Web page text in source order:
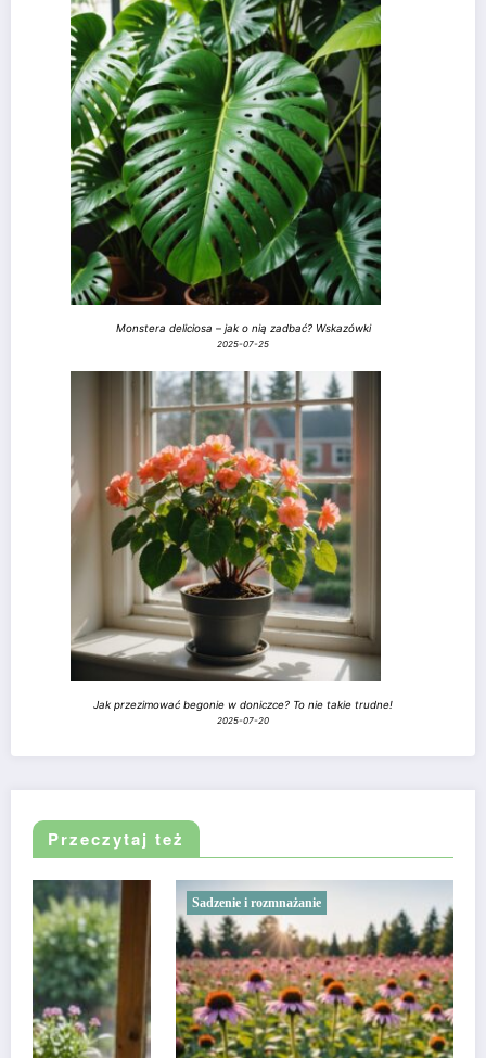
Monstera deliciosa – jak o nią zadbać? Wskazówki
2025-07-25
Jak przezimować begonie w doniczce? To nie takie trudne!
2025-07-20
Przeczytaj też
Sadzenie i rozmnażanie